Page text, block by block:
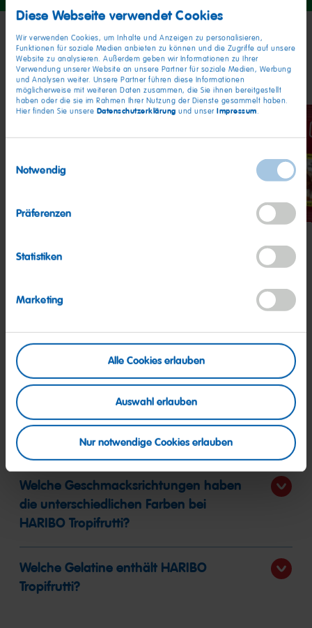
Diese Webseite verwendet Cookies
Wir verwenden Cookies, um Inhalte und Anzeigen zu personalisieren,
Funktionen für soziale Medien anbieten zu können und die Zugriffe auf unsere
Website zu analysieren. Außerdem geben wir Informationen zu Ihrer
Verwendung unserer Website an unsere Partner für soziale Medien, Werbung
und Analysen weiter. Unsere Partner führen diese Informationen
möglicherweise mit weiteren Daten zusammen, die Sie ihnen bereitgestellt
haben oder die sie im Rahmen Ihrer Nutzung der Dienste gesammelt haben.
Hier finden Sie unsere Datenschutzerklärung und unser Impressum.
Notwendig
Präferenzen
Statistiken
Marketing
Alle Cookies erlauben
Auswahl erlauben
Nur notwendige Cookies erlauben
1
2
Meine Freunde
Goldbären
Cola
Gute Frage!
Hier beantworten wir die am häufigsten gestellten Fragen.
Welchen Geschmack hat die grüne
Palme in HARIBO Tropifrutti?
Welche Geschmacksrichtungen haben
die unterschiedlichen Farben bei
HARIBO Tropifrutti?
Welche Gelatine enthält HARIBO
Tropifrutti?